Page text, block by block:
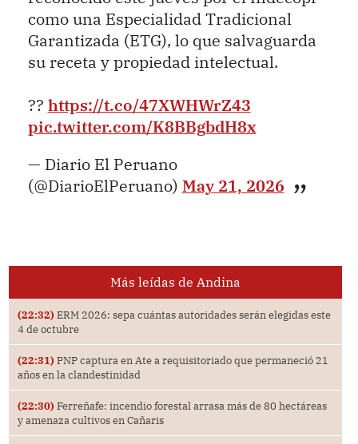
como una Especialidad Tradicional
Garantizada (ETG), lo que salvaguarda
su receta y propiedad intelectual.
?? https://t.co/47XWHWrZ43
pic.twitter.com/K8BBgbdH8x
— Diario El Peruano
(@DiarioElPeruano) May 21, 2026
Más leídas de Andina
(22:32) ERM 2026: sepa cuántas autoridades serán elegidas este
4 de octubre
(22:31) PNP captura en Ate a requisitoriado que permaneció 21
años en la clandestinidad
(22:30) Ferreñafe: incendio forestal arrasa más de 80 hectáreas
y amenaza cultivos en Cañaris